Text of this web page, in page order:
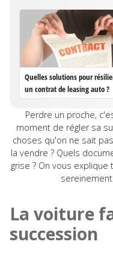
Perdre un proche,
moment de régler sa
choses qu'on ne sait
la vendre ? Quels
grise ? On vous
La voiture
succession
Quelles solutions pour
un contrat de leasing auto ?